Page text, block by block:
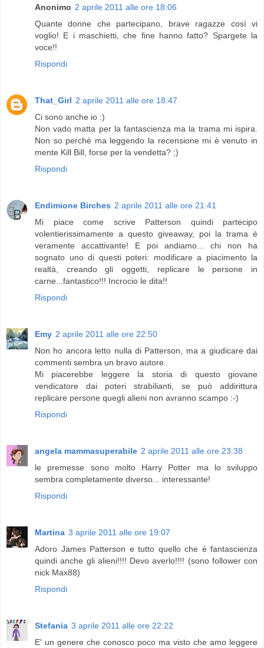
Anonimo 2 aprile 2011 alle ore 18:06
Quante donne che partecipano, brave ragazze così vi
voglio! E i maschietti, che fine hanno fatto? Spargete la
voce!!
Rispondi
That_Girl 2 aprile 2011 alle ore 18:47
Ci sono anche io :)
Non vado matta per la fantascienza ma la trama mi ispira.
Non so perchè ma leggendo la recensione mi è venuto in
mente Kill Bill, forse per la vendetta? ;)
Rispondi
Endimione Birches 2 aprile 2011 alle ore 21:41
Mi piace come scrive Patterson quindi partecipo
volentierissimamente a questo giveaway, poi la trama è
veramente accattivante! E poi andiamo... chi non ha
sognato uno di questi poteri: modificare a piacimento la
realtà, creando gli oggetti, replicare le persone in
carne...fantastico!!! Incrocio le dita!!
Rispondi
Emy 2 aprile 2011 alle ore 22:50
Non ho ancora letto nulla di Patterson, ma a giudicare dai
commenti sembra un bravo autore.
Mi piacerebbe leggere la storia di questo giovane
vendicatore dai poteri strabilianti, se può addirittura
replicare persone quegli alieni non avranno scampo :-)
Rispondi
angela mammasuperabile 2 aprile 2011 alle ore 23:38
le premesse sono molto Harry Potter ma lo sviluppo
sembra completamente diverso... interessante!
Rispondi
Martina 3 aprile 2011 alle ore 19:07
Adoro James Patterson e tutto quello che è fantascienza
quindi anche gli alieni!!!! Devo averlo!!!! (sono follower con
nick Max88)
Rispondi
Stefania 3 aprile 2011 alle ore 22:22
E' un genere che conosco poco ma visto che amo leggere